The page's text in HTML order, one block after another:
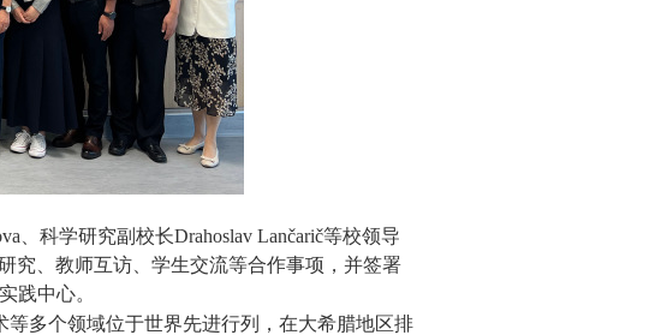
、科学研究副校长Drahoslav Lančarič等校领导
究、教师互访、学生交流等合作事项，并签署
践中心。
多个领域位于世界先进行列，在大希腊地区排